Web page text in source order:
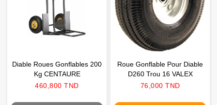
Diable Roues Gonflables 200
Kg CENTAURE
Prix
460,800 TND
Roue Gonflable Pour Diable
D260 Trou 16 VALEX
Prix
76,000 TND